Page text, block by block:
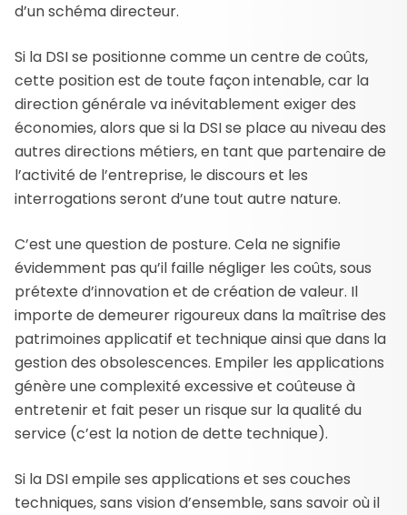
d’un schéma directeur.
Si la DSI se positionne comme un centre de coûts,
cette position est de toute façon intenable, car la
direction générale va inévitablement exiger des
économies, alors que si la DSI se place au niveau des
autres directions métiers, en tant que partenaire de
l’activité de l’entreprise, le discours et les
interrogations seront d’une tout autre nature.
C’est une question de posture. Cela ne signifie
évidemment pas qu’il faille négliger les coûts, sous
prétexte d’innovation et de création de valeur. Il
importe de demeurer rigoureux dans la maîtrise des
patrimoines applicatif et technique ainsi que dans la
gestion des obsolescences. Empiler les applications
génère une complexité excessive et coûteuse à
entretenir et fait peser un risque sur la qualité du
service (c’est la notion de dette technique).
Si la DSI empile ses applications et ses couches
techniques, sans vision d’ensemble, sans savoir où il